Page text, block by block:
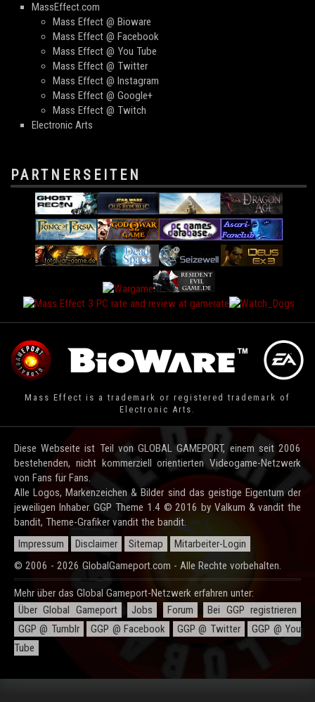
MassEffect.com
Mass Effect @ Bioware
Mass Effect @ Facebook
Mass Effect @ You Tube
Mass Effect @ Twitter
Mass Effect @ Instagram
Mass Effect @ Google+
Mass Effect @ Twitch
Electronic Arts
PARTNERSEITEN
Mass Effect is a trademark or registered trademark of
Electronic Arts.
Diese Webseite ist Teil von GLOBAL GAMEPORT, einem seit 2006
bestehenden, nicht kommerziell orientierten Videogame-Netzwerk
von Fans für Fans.
Alle Logos, Markenzeichen & Bilder sind das geistige Eigentum der
jeweiligen Inhaber. GGP Theme 1.4 © 2016 by Valkum & vandit the
bandit, Theme-Grafiker vandit the bandit.
Impressum
Disclaimer Sitemap
Mitarbeiter-Login
© 2006 - 2026 GlobalGameport.com - Alle Rechte vorbehalten.
Mehr über das Global Gameport-Netzwerk erfahren unter:
Über Global Gameport
Jobs Forum
Bei GGP registrieren
GGP @ Tumblr
GGP @ Facebook GGP @ Twitter
GGP @ You
Tube